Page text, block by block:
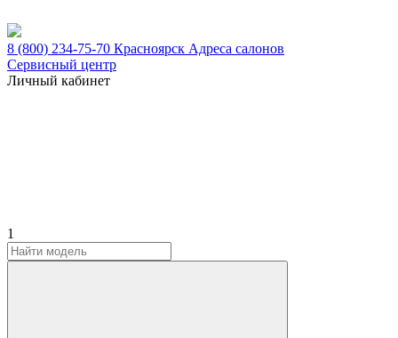
8 (800) 234-75-70 Красноярск Адреса салонов
Сервисный центр
Личный кабинет
1